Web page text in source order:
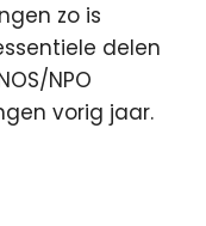
zo is
delen
NPO
vorig jaar.